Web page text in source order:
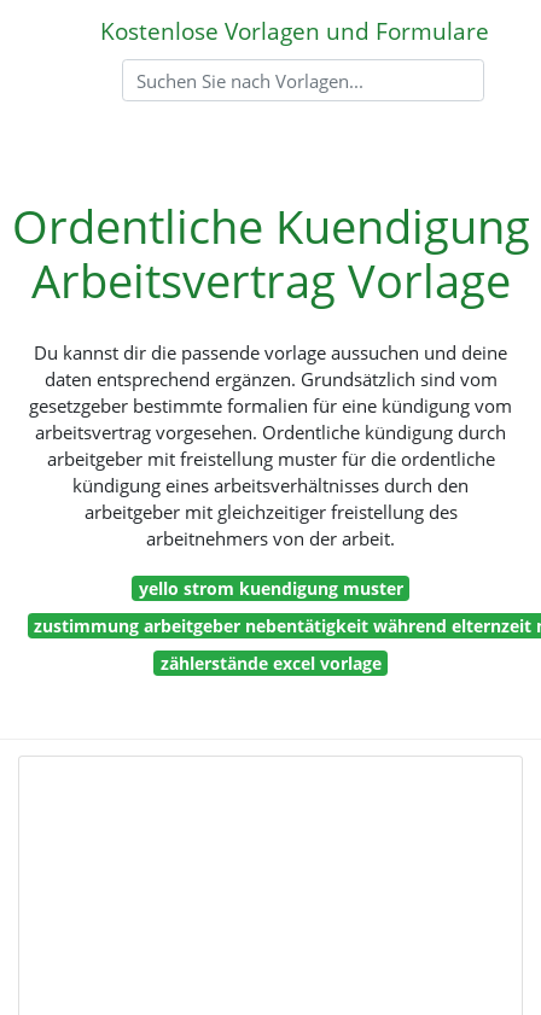
Kostenlose Vorlagen und Formulare
Ordentliche Kuendigung
Arbeitsvertrag Vorlage
Du kannst dir die passende vorlage aussuchen und deine
daten entsprechend ergänzen. Grundsätzlich sind vom
gesetzgeber bestimmte formalien für eine kündigung vom
arbeitsvertrag vorgesehen. Ordentliche kündigung durch
arbeitgeber mit freistellung muster für die ordentliche
kündigung eines arbeitsverhältnisses durch den
arbeitgeber mit gleichzeitiger freistellung des
arbeitnehmers von der arbeit.
yello strom kuendigung muster
zustimmung arbeitgeber nebentätigkeit während elternzeit
zählerstände excel vorlage